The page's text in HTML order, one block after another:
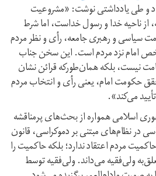
و طی يادداشتی نوشت: «مشروعيت
از ناحيه خدا و رسول خداست،‌ اما شرط
سياسی و رهبری جامعه، رأی و نظر مردم
امام نزد مردم است. اين سخن جناب
نيست، بلکه همان‌طور‌که قرائن نشان
حکومت امام، يعنی رأی و انتخاب مردم
می‌کند».
اسلامی همواره از بحث‌های پرمناقشه
در نظام‌‌های مبتنی بر دموکراسی‌، قانون
مردم اعتقاد ندارد؛ بلکه حاکمیت را
ولی‌فقیه می‌داند. ولی‌فقیه توسط